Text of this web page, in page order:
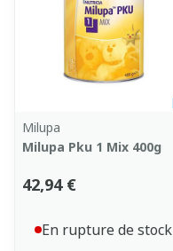
Milupa
Milupa Pku 1 Mix 400g
42,94 €
En rupture de stock